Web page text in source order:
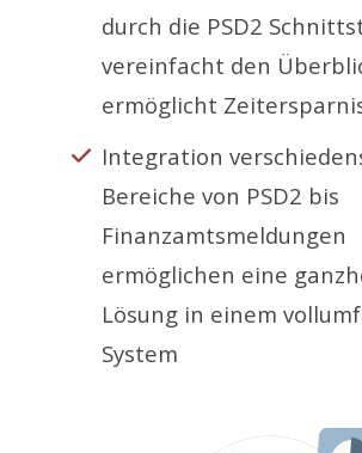
durch die PSD2
vereinfacht den
ermöglicht
Integration
Bereiche von PSD2 bis
Finanzamtsmeldungen
ermöglichen eine
Lösung in einem
System